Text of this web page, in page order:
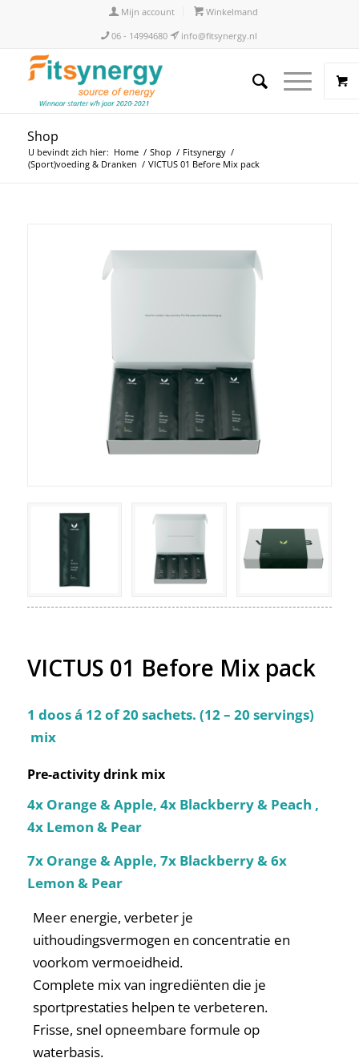
Mijn account
Winkelmand
06 - 14994680
info@fitsynergy.nl
Shop
U bevindt zich hier: Home / Shop / Fitsynergy /
(Sport)voeding & Dranken / VICTUS 01 Before Mix pack
VICTUS 01 Before Mix pack
1 doos á 12 of 20 sachets. (12 – 20 servings)
mix
Pre-activity drink mix
4x Orange & Apple, 4x Blackberry & Peach ,
4x Lemon & Pear
7x Orange & Apple, 7x Blackberry & 6x
Lemon & Pear
Meer energie, verbeter je
uithoudingsvermogen en concentratie en
voorkom vermoeidheid.
Complete mix van ingrediënten die je
sportprestaties helpen te verbeteren.
Frisse, snel opneembare formule op
waterbasis.